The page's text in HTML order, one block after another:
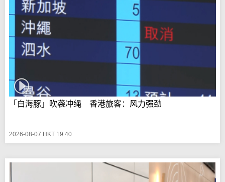
「白海豚」吹袭冲绳 香港旅客：风力强劲
2026-08-07 HKT 19:40